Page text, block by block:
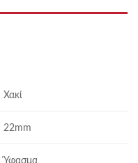
Χακί
22mm
Ύφασμα